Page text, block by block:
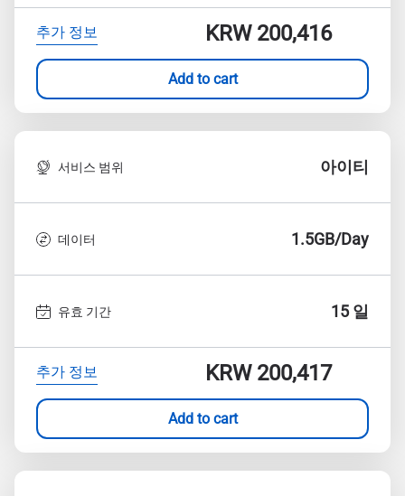
추가 정보 KRW 200,416
Add to cart
서비스 범위 아이티
데이터 1.5GB/Day
유효 기간 15 일
추가 정보 KRW 200,417
Add to cart